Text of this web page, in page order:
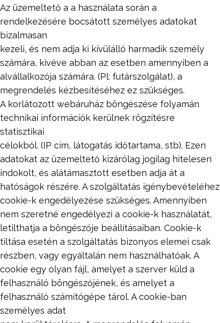
Az üzemeltető a a használata során a
rendelkezésére bocsátott személyes adatokat
bizalmasan
kezeli, és nem adja ki kívülálló harmadik személy
számára, kivéve abban az esetben amennyiben a
alvállalkozója számára. (Pl: futárszolgálat), a
megrendelés kézbesítéséhez ez szükséges.
A korlátozott webáruház böngészése folyamán
technikai információk kerülnek rögzítésre
statisztikai
célokból. (IP cím, látogatás időtartama, stb). Ezen
adatokat az üzemeltető kizárólag jogilag hitelesen
indokolt, és alátámasztott esetben adja át a
hatóságok részére. A szolgáltatás igénybevételéhez
cookie-k engedélyezése szükséges. Amennyiben
nem szeretné engedélyezi a cookie-k használatát,
letilthatja a böngészője beállításaiban. Cookie-k
tiltása esetén a szolgáltatás bizonyos elemei csak
részben, vagy egyáltalán nem használhatóak. A
cookie egy olyan fájl, amelyet a szerver küld a
felhasználó böngészőjének, és amelyet a
felhasználó számítógépe tárol. A cookie-ban
személyes adat